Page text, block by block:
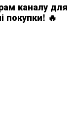
каналу для
покупки! 🔥